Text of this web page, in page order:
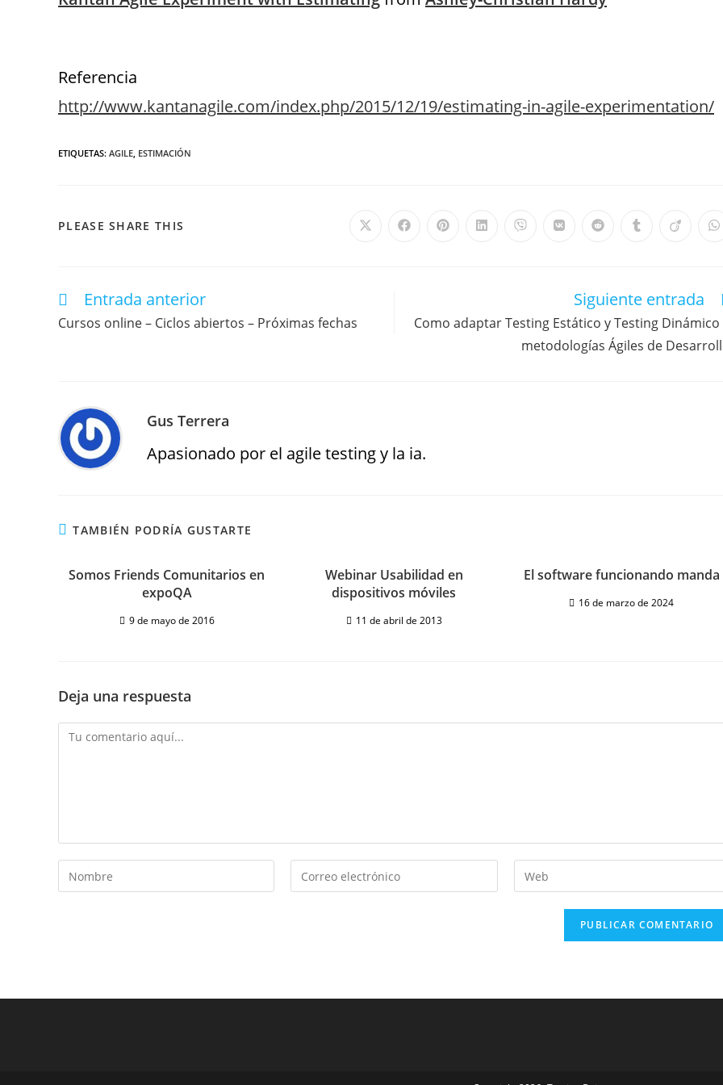
Referencia
http://www.kantanagile.com/index.php/2015/12/19/estimating-in-agile-experimentation/
ETIQUETAS: AGILE, ESTIMACIÓN
PLEASE SHARE THIS
Entrada anterior
Cursos online – Ciclos abiertos – Próximas fechas
Siguiente entrada
Como adaptar Testing Estático y Testing Dinámico
metodologías Ágiles de
Gus Terrera
Apasionado por el agile testing y la ia.
TAMBIÉN PODRÍA GUSTARTE
Somos Friends Comunitarios en
expoQA
9 de mayo de 2016
Webinar Usabilidad en
dispositivos móviles
11 de abril de 2013
El software funcionando manda
16 de marzo de 2024
Deja una respuesta